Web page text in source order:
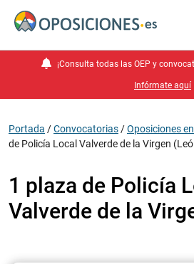
¡Consulta todas las OEP y
Infórmate aquí
Portada /Convocatorias /Oposiciones
de Policía Local Valverde de la Virgen
1 plaza de Policía
Valverde de la